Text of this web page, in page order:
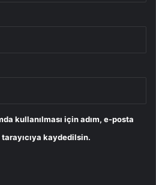
kullanılması için adım, e-posta
kaydedilsin.